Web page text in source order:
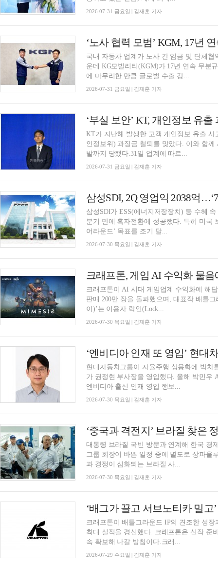
2026-07-31 금요일 | 김재훈 기자
‘노사 협력 모범’ KGM, 17년
국내 자동차 업계가 노사 간 임금 및 단체
운데 KG모빌리티(KGM)가 17년 연속 무분
에 마무리한 만큼 글로벌 수출 강...
2026-07-31 금요일 | 김재훈 기자
‘부실 보안’ KT, 개인정보 유출
KT가 지난해 발생한 고객 개인정보 유출
인정보위) 과징금 철퇴를 맞았다. 이와 함
발까지 당했다.31일 업계에 따르...
2026-07-31 금요일 | 김재훈 기자
삼성SDI, 2Q 영업익 2038억
삼성SDI가 ESS(에너지저장장치) 등 수혜
분기 만에 흑자전환에 성공했다. 특히 미국
어라운드’ 목표를 조기 달...
2026-07-30 목요일 | 김재훈 기자
크래프톤, 게임 AI 수익화 물음
크래프톤이 AI 시대 게임업계 수익화에 해
판매 200만 장을 돌파했으며, 대표작 배틀
이)’는 이용자 락인(Lock...
2026-07-30 목요일 | 김재훈 기자
현대자동차그룹이 자율주행 상용화에 박
가 권정현 부사장을 영입했다. 올해 박민우
엔비디아 출신 인재 영입 행보...
2026-07-30 목요일 | 김재훈 기자
대통령 브라질 국빈 방문과 연계해 한국 경
그룹 회장이 바쁜 일정 중에 별도로 상파울
과 경쟁이 심화되는 브라질 사...
2026-07-30 목요일 | 김재훈 기자
‘배그가 끌고 서브노티카 밀고
크래프톤이 배틀그라운드 IP의 견조한 성
최대 실적을 경신했다. 크래프톤은 신작 준
속 확보해 나갈 방침이다.크래...
2026-07-29 수요일 | 김재훈 기자